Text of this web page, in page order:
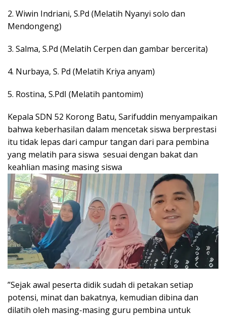
2. Wiwin Indriani, S.Pd (Melatih Nyanyi solo dan
Mendongeng)
3. Salma, S.Pd (Melatih Cerpen dan gambar bercerita)
4. Nurbaya, S. Pd (Melatih Kriya anyam)
5. Rostina, S.PdI (Melatih pantomim)
Kepala SDN 52 Korong Batu, Sarifuddin menyampaikan
bahwa keberhasilan dalam mencetak siswa berprestasi
itu tidak lepas dari campur tangan dari para pembina
yang melatih para siswa sesuai dengan bakat dan
keahlian masing masing siswa
”Sejak awal peserta didik sudah di petakan setiap
potensi, minat dan bakatnya, kemudian dibina dan
dilatih oleh masing-masing guru pembina untuk